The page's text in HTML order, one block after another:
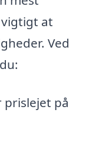
at
Ved
prislejet på